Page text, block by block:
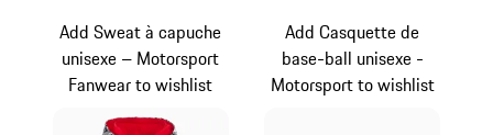
Add Sweat à capuche
unisexe – Motorsport
Fanwear to wishlist
Add Casquette de
base-ball unisexe -
Motorsport to wishlist